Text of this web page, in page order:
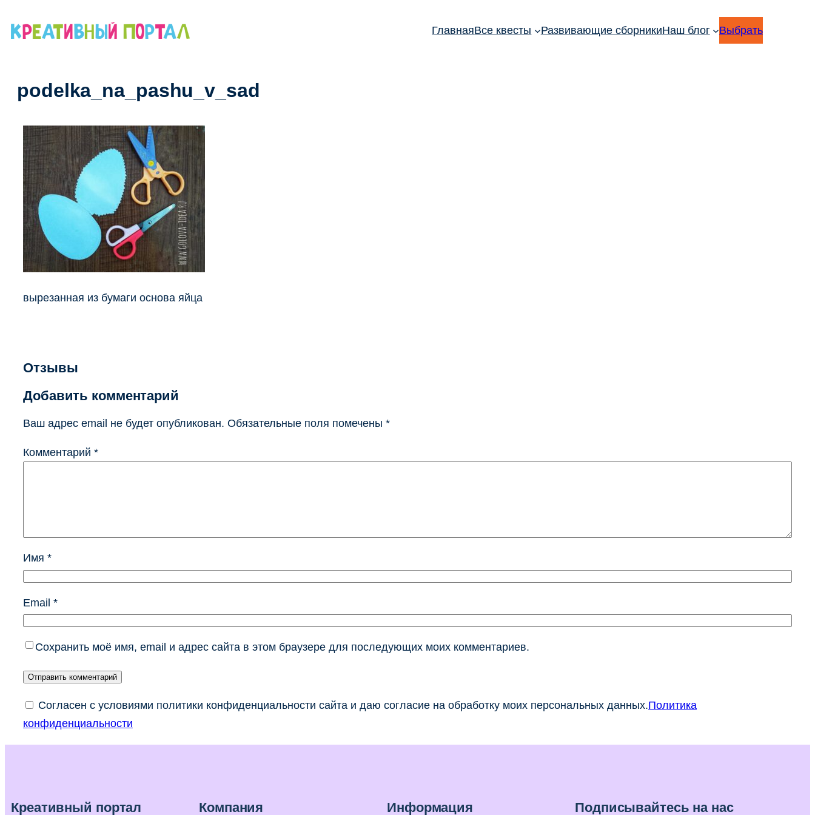
ГлавнаяВсе квесты Развивающие сборникиНаш блог Выбрать
podelka_na_pashu_v_sad
вырезанная из бумаги основа яйца
Отзывы
Добавить комментарий
Ваш адрес email не будет опубликован. Обязательные поля помечены *
Комментарий *
Имя *
Email *
Сохранить моё имя, email и адрес сайта в этом браузере для последующих моих комментариев.
Согласен с условиями политики конфиденциальности сайта и даю согласие на обработку моих персональных данных.Политика
конфиденциальности
Креативный портал Компания Информация Подписывайтесь на нас